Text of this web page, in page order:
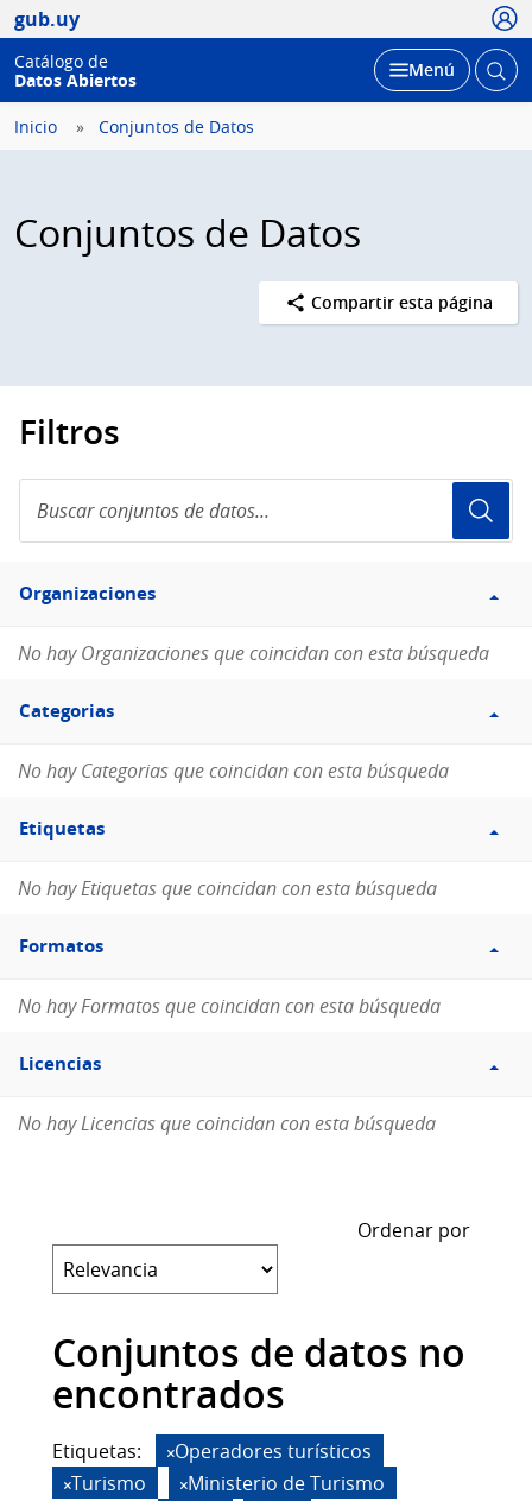
gub.uy
Catálogo de
Datos Abiertos
Desplegar
Menú Abrir
Inicio Conjuntos de Datos
Conjuntos de Datos
Compartir esta página
Filtros
conjuntos
de
Filtro
Organizaciones
Organizaciones
No hay Organizaciones que coincidan con esta búsqueda
Filtro
Categorias
Categorias
No hay Categorias que coincidan con esta búsqueda
Filtro
Etiquetas
Etiquetas
No hay Etiquetas que coincidan con esta búsqueda
Filtro
Formatos
Formatos
No hay Formatos que coincidan con esta búsqueda
Filtro
Licencias
Licencias
No hay Licencias que coincidan con esta búsqueda
Ordenar por
Conjuntos de datos no
encontrados
Etiquetas:
Operadores turísticos
Turismo
Ministerio de Turismo